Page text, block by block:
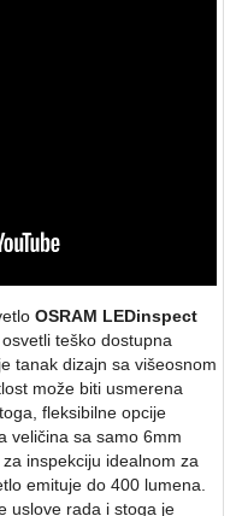
OSRAM LEDinspect
teško dostupna
tanak dizajn sa višeosnom
može biti usmerena
fleksibilne opcije
veličina sa samo 6mm
inspekciju idealnom za
emituje do 400 lumena.
uslove rada i stoga je